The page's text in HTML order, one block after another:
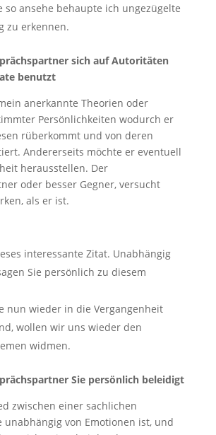
so ansehe behaupte ich ungezügelte
zu erkennen.
sich auf Autoritäten
benutzt
anerkannte Theorien oder
Persönlichkeiten wodurch er
rüberkommt und von deren
Andererseits möchte er eventuell
herausstellen. Der
oder besser Gegner, versucht
als er ist.
interessante Zitat. Unabhängig
Sie persönlich zu diesem
nun wieder in die Vergangenheit
wollen wir uns wieder den
widmen.
Sie persönlich beleidigt
zwischen einer sachlichen
unabhängig von Emotionen ist, und